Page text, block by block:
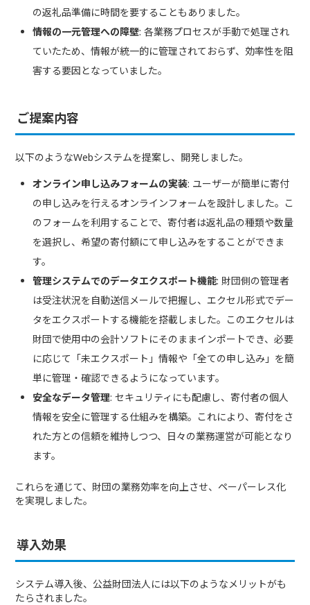
の返礼品準備に時間を要することもありました。
情報の一元管理への障壁: 各業務プロセスが手動で処理され
ていたため、情報が統一的に管理されておらず、効率性を阻
害する要因となっていました。
ご提案内容
以下のようなWebシステムを提案し、開発しました。
オンライン申し込みフォームの実装: ユーザーが簡単に寄付
の申し込みを行えるオンラインフォームを設計しました。こ
のフォームを利用することで、寄付者は返礼品の種類や数量
を選択し、希望の寄付額にて申し込みをすることができま
す。
管理システムでのデータエクスポート機能: 財団側の管理者
は受注状況を自動送信メールで把握し、エクセル形式でデー
タをエクスポートする機能を搭載しました。このエクセルは
財団で使用中の会計ソフトにそのままインポートでき、必要
に応じて「未エクスポート」情報や「全ての申し込み」を簡
単に管理・確認できるようになっています。
安全なデータ管理: セキュリティにも配慮し、寄付者の個人
情報を安全に管理する仕組みを構築。これにより、寄付をさ
れた方との信頼を維持しつつ、日々の業務運営が可能となり
ます。
これらを通じて、財団の業務効率を向上させ、ペーパーレス化
を実現しました。
導入効果
システム導入後、公益財団法人には以下のようなメリットがも
たらされました。